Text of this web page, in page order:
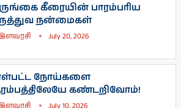
கீரையின் பாரம்பரிய
நன்மைகள்
July 20, 2026
நோய்களை
கண்டறிவோம்!
July 10, 2026